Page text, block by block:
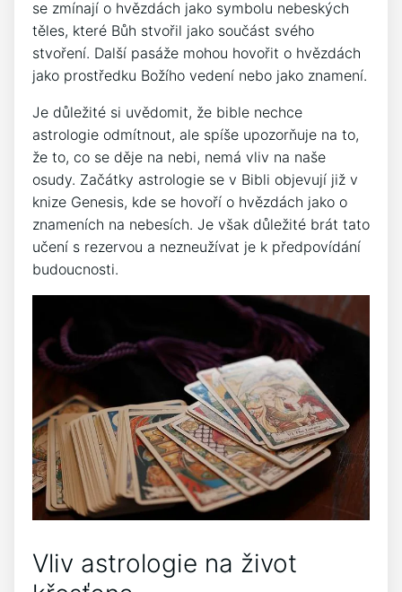
se zmínají o hvězdách jako symbolu nebeských
těles, které Bůh stvořil jako součást svého
stvoření. Další pasáže mohou hovořit o hvězdách
jako prostředku Božího vedení nebo jako znamení.
Je důležité si uvědomit, že bible nechce
astrologie odmítnout, ale spíše upozorňuje na to,
že to, co se děje na nebi, nemá vliv na naše
osudy. Začátky astrologie se v Bibli objevují již v
knize Genesis, kde se hovoří o hvězdách jako o
znameních na nebesích. Je však důležité brát tato
učení s rezervou a nezneužívat je k předpovídání
budoucnosti.
Vliv astrologie na život